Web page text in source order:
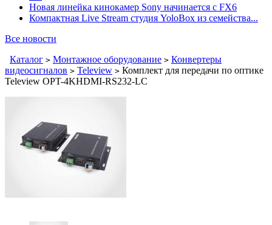
Новая линейка кинокамер Sony начинается с FX6
Компактная Live Stream студия YoloBox из семейства...
Все новости
Каталог > Монтажное оборудование > Конвертеры
видеосигналов > Teleview > Комплект для передачи по оптике
Teleview OPT-4KHDMI-RS232-LC